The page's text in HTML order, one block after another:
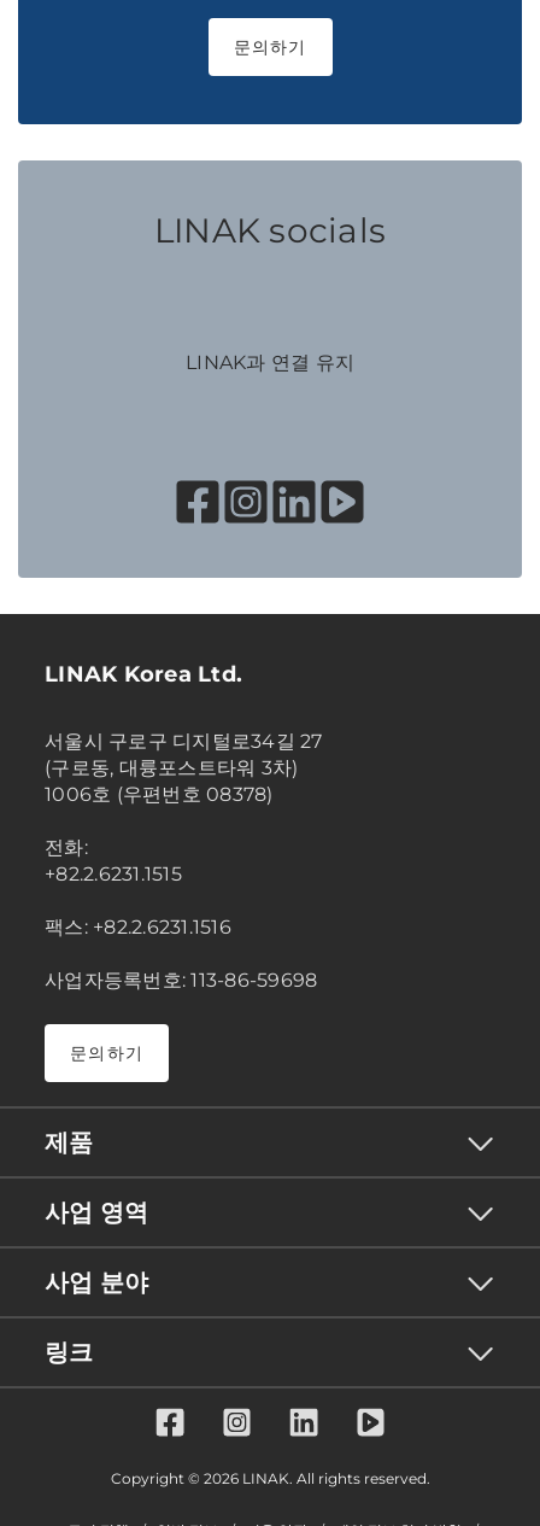
문의하기
LINAK socials
LINAK과 연결 유지
LINAK Korea Ltd.
서울시 구로구 디지털로34길 27
(구로동, 대륭포스트타워 3차)
1006호 (우편번호 08378)
전화:
+82.2.6231.1515
팩스: +82.2.6231.1516
사업자등록번호: 113-86-59698
문의하기
제품
사업 영역
사업 분야
링크
Copyright © 2026 LINAK. All rights reserved.